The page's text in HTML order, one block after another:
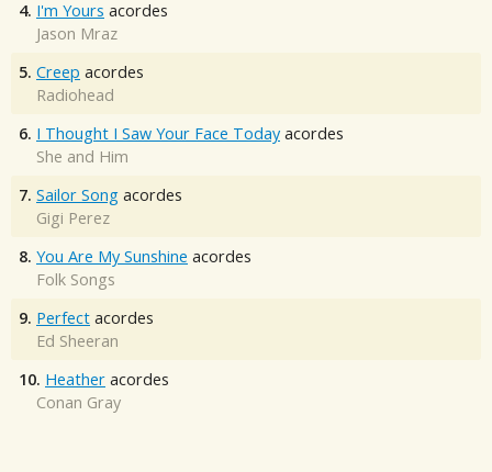
4. I'm Yours acordes
Jason Mraz
5. Creep acordes
Radiohead
6. I Thought I Saw Your Face Today acordes
She and Him
7. Sailor Song acordes
Gigi Perez
8. You Are My Sunshine acordes
Folk Songs
9. Perfect acordes
Ed Sheeran
10. Heather acordes
Conan Gray